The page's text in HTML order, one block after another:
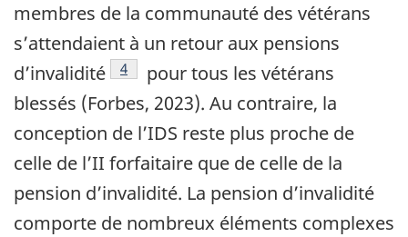
membres de la communauté des vétérans
s’attendaient à un retour aux pensions
d’invalidité
Footnote
4
pour tous les vétérans
blessés (Forbes, 2023). Au contraire, la
conception de l’IDS reste plus proche de
celle de l’II forfaitaire que de celle de la
pension d’invalidité. La pension d’invalidité
comporte de nombreux éléments complexes